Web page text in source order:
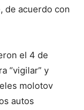
de acuerdo con
el 4 de
“vigilar” y
molotov
autos